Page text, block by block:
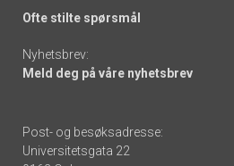
Ofte stilte spørsmål
Nyhetsbrev:
Meld deg på våre nyhetsbrev
Post- og besøksadresse:
Universitetsgata 22